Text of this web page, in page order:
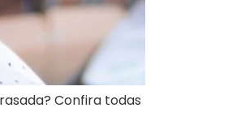
Confira todas